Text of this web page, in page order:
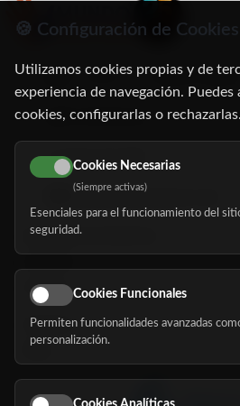
C/ Oruro, 11. 28016
91 345 06 26
616 113 103
hola@mundomayor.com
Buscador de residencias
Eventos
Nosotros
🍪 Configuración de Cookies
Utilizamos cookies propias y de
experiencia de navegación. Puedes
cookies, configurarlas o rechazarlas.
Cookies Necesarias
(Siempre activas)
Esenciales para el funcionamiento del
seguridad.
Cookies Funcionales
Permiten funcionalidades avanzadas
personalización.